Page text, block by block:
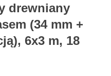
drewniany
(34 mm +
6x3 m, 18